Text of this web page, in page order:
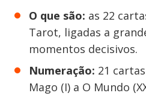
O que são: as 22
Tarot, ligadas a
momentos decisivos.
Numeração: 21
Mago (I) a O Mundo